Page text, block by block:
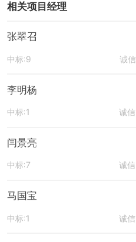
相关项目经理
张翠召
中标:9 诚
李明杨
中标:1 诚
闫景亮
中标:7 诚
马国宝
中标:1 诚